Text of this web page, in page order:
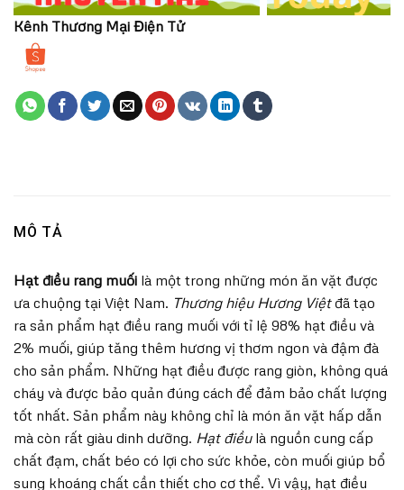
Kênh Thương Mại Điện Tử
MÔ TẢ
Hạt điều rang muối là một trong những món ăn vặt được
ưa chuộng tại Việt Nam. Thương hiệu Hương Việtđã tạo
ra sản phẩm hạt điều rang muối với tỉ lệ 98% hạt điều và
2% muối, giúp tăng thêm hương vị thơm ngon và đậm đà
cho sản phẩm. Những hạt điều được rang giòn, không quá
cháy và được bảo quản đúng cách để đảm bảo chất lượng
tốt nhất. Sản phẩm này không chỉ là món ăn vặt hấp dẫn
mà còn rất giàu dinh dưỡng. Hạt điềulà nguồn cung cấp
chất đạm, chất béo có lợi cho sức khỏe, còn muối giúp bổ
sung khoáng chất cần thiết cho cơ thể. Vì vậy, hạt điều